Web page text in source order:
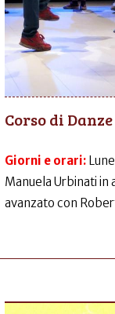
Corso di
Giorni e orari:
Manuela Urbinati in
avanzato con